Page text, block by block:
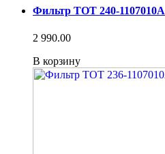
Фильтр ТОТ 240-1107010А
2 990.00
В корзину